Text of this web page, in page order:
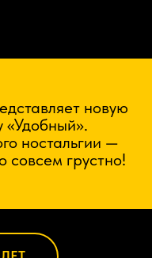
новую
«Удобный».
ностальгии —
совсем грустно!